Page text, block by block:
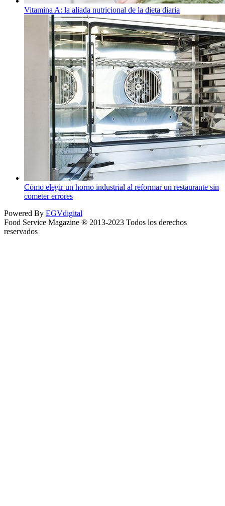
Vitamina A: la aliada nutricional de la dieta diaria
Cómo elegir un horno industrial al reformar un restaurante sin
cometer errores
Powered By EGVdigital
Food Service Magazine ® 2013-2023 Todos los derechos
reservados